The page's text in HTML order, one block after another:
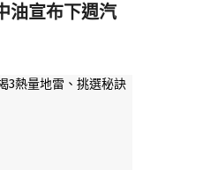
油宣布下週汽